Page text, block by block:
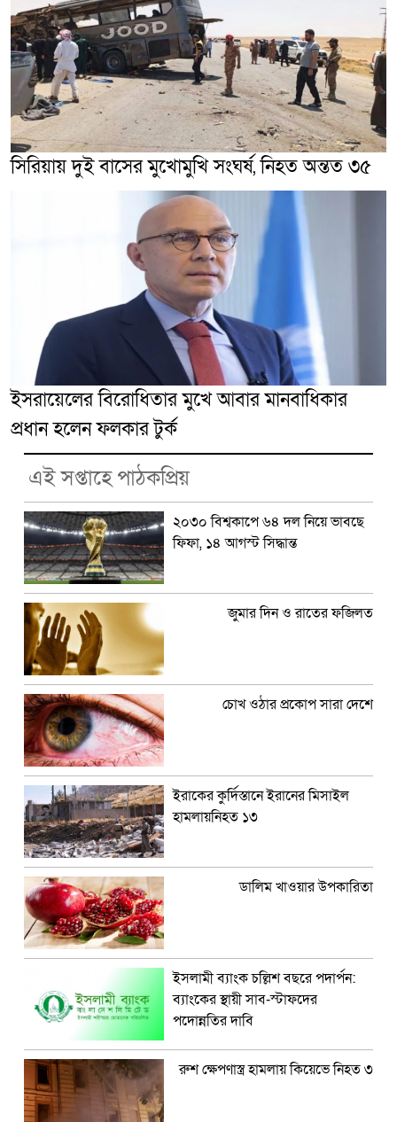
সিরিয়ায় দুই বাসের মুখোমুখি সংঘর্ষ, নিহত অন্তত ৩৫
ইসরায়েলের বিরোধিতার মুখে আবার মানবাধিকার
প্রধান হলেন ফলকার টুর্ক
এই সপ্তাহে পাঠকপ্রিয়
২০৩০ বিশ্বকাপে ৬৪ দল নিয়ে ভাবছে
ফিফা, ১৪ আগস্ট সিদ্ধান্ত
জুমার দিন ও রাতের ফজিলত
চোখ ওঠার প্রকোপ সারা দেশে
ইরাকের কুর্দিস্তানে ইরানের মিসাইল
হামলায়নিহত ১৩
ডালিম খাওয়ার উপকারিতা
ইসলামী ব্যাংক চল্লিশ বছরে পদার্পন:
ব্যাংকের স্থায়ী সাব-স্টাফদের
পদোন্নতির দাবি
রুশ ক্ষেপণাস্ত্র হামলায় কিয়েভে নিহত ৩